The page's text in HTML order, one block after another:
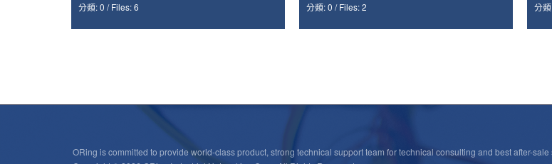
分類: 0 /Files: 6 分類: 0 /Files: 2 分
ORing is committed to provide world-class product, strong technical support team for technical consulting and best after-sale